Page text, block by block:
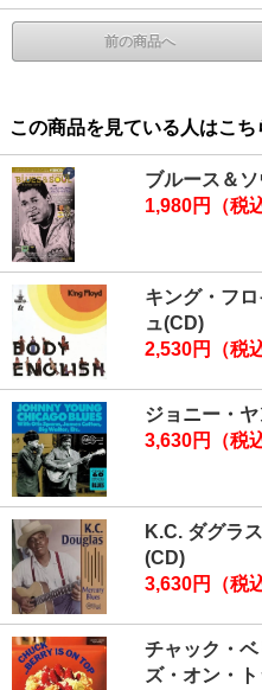
前の商品へ
この商品を見ている人はこ
ブルース＆
1,980円（税
キング・フ
ュ(CD)
2,530円（税
ジョニー・
3,630円（税
K.C. ダグラ
(CD)
3,630円（税
チャック・
ズ・オン・